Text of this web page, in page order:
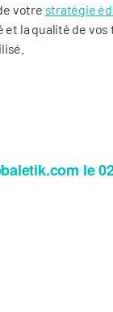
votre stratégie
et la qualité de
le